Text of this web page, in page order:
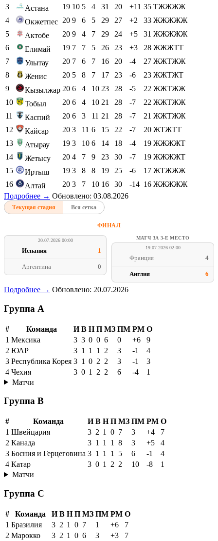
3 Астана 19 10 5 4 31 20 +11 35 ТЖЖЖЖ
4
Окжетпес 20 9 6 5 29 27 +2 33 ЖЖЖЖЖ
5
Актобе 20 9 4 7 29 24 +5 31 ЖЖЖЖЖ
6
Елимай 19 7 7 5 26 23 +3 28 ЖЖЖТТ
7
Улытау 20 7 6 7 16 20 -4 27 ЖЖТЖЖ
8
Женис 20 5 8 7 17 23 -6 23 ЖЖТЖТ
9
Кызылжар 20 6 4 10 23 28 -5 22 ЖЖТЖЖ
10
Тобыл 20 6 4 10 21 28 -7 22 ЖЖТЖЖ
11
Каспий 20 6 3 11 21 28 -7 21 ЖЖТЖЖ
12
Кайсар 20 3 11 6 15 22 -7 20 ЖТЖТТ
13
Атырау 19 3 10 6 14 18 -4 19 ЖЖЖЖТ
14
Жетысу 20 4 7 9 23 30 -7 19 ЖЖЖЖТ
15
Иртыш 19 3 8 8 19 25 -6 17 ЖТЖЖЖ
16
Алтай 20 3 7 10 16 30 -14 16 ЖЖЖЖЖ
Подробнее → Обновлено: 03.08.2026
Текущая стадия Вся сетка
ФИНАЛ
20.07.2026 00:00
Испания 1
Аргентина 0
МАТЧ ЗА 3-Е МЕСТО
19.07.2026 02:00
Франция 4
Англия 6
Подробнее → Обновлено: 20.07.2026
Группа A
# Команда И В Н П МЗ ПМ РМ О
1 Мексика 3 3 0 0 6 0 +6
9
2 ЮАР 3 1 1 1 2 3 -1
4
3 Республика Корея 3 1 0 2 2 3 -1
3
4 Чехия 3 0 1 2 2 6 -4
1
Матчи
Группа B
# Команда И В Н П МЗ ПМ РМ О
1 Швейцария 3 2 1 0 7 3 +4
7
2 Канада 3 1 1 1 8 3 +5
4
3 Босния и Герцеговина 3 1 1 1 5 6 -1
4
4 Катар 3 0 1 2 2 10 -8
1
Матчи
Группа C
# Команда И В Н П МЗ ПМ РМ О
1 Бразилия 3 2 1 0 7 1 +6
7
2 Марокко 3 2 1 0 6 3 +3
7